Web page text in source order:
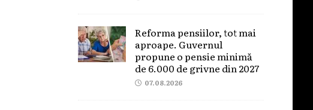
Reforma pensiilor, tot mai
aproape. Guvernul
propune o pensie minimă
de 6.000 de grivne din 2027
07.08.2026